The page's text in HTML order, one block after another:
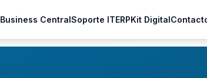
Business CentralSoporte ITERPKit Digital